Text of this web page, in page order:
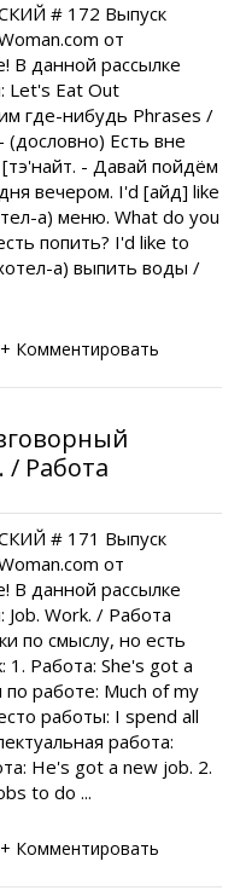
# 172 Выпуск
от
В данной рассылке
Let's Еat Оut
где-нибудь Phrases /
Eсть вне
- Давай пойдём
вечером. I'd [айд] like
а) меню. What do you
попить? I'd like to
а) выпить воды /
+ Комментировать
/ Работа
# 171 Выпуск
от
В данной рассылке
Job. Work. / Работа
по смыслу, но есть
1. Работа: She's got a
работе: Much of my
работы: I spend all
работа:
He's got a new job. 2.
to do ...
+ Комментировать